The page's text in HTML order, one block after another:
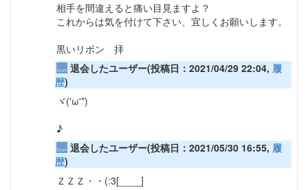
相手を間違えると痛い目見ますよ？
これからは気を付けて下さい、宜しくお願いします。
黒いリボン 拝
退会したユーザー(投稿日：2021/04/29 22:04, 履
歴)
ヾ('ω'*)ゝ
♪
退会したユーザー(投稿日：2021/05/30 16:55, 履
歴)
ＺＺＺ・・(:3[____]